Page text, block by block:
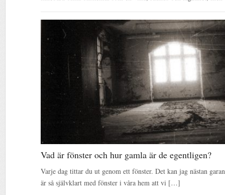
Vad är fönster och hur gamla är de egentligen?
Varje dag tittar du ut genom ett fönster. Det kan jag nästan
är så självklart med fönster i våra hem att vi […]